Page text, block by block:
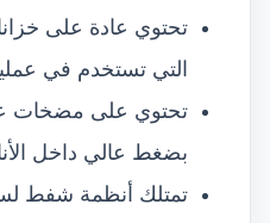
تحتوي عادة على
التي تستخدم في
تحتوي على مضخات
بضغط عالي داخل
تمتلك أنظمة شفط